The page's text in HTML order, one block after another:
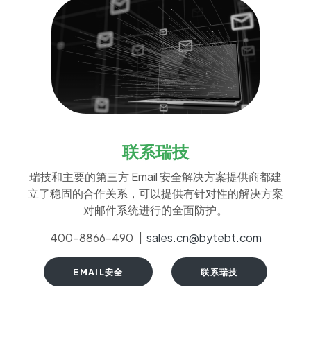
联系瑞技
瑞技和主要的第三方 Email 安全解决方案提供商都建
立了稳固的合作关系，可以提供有针对性的解决方案
对邮件系统进行的全面防护。
400-8866-490 | sales.cn@bytebt.com
EMAIL安全 联系瑞技